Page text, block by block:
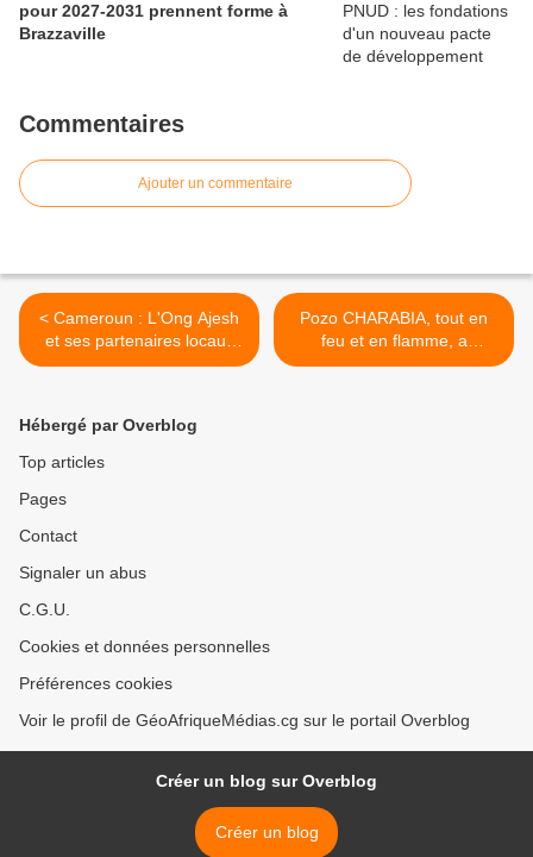
pour 2027-2031 prennent forme à
Brazzaville
Commentaires
Ajouter un commentaire
< Cameroun : L'Ong Ajesh
et ses partenaires locaux
réfléchissent sur la
Bapouh-Bana
Pozo CHARABIA, tout en
feu et en flamme, a
convaincu le public et
Hébergé par Overblog
Top articles
Pages
Contact
Signaler un abus
C.G.U.
Cookies et données personnelles
Préférences cookies
Voir le profil de GéoAfriqueMédias.cg sur le portail Overblog
Créer un blog sur Overblog
Créer un blog